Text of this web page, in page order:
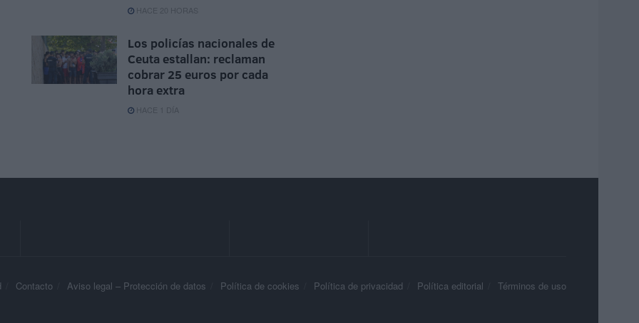
HACE 20 HORAS
Los policías nacionales de
Ceuta estallan: reclaman
cobrar 25 euros por cada
hora extra
HACE 1 DÍA
Contacto Aviso legal – Protección de datos Política de cookies Política de privacidad Política editorial Términos de uso